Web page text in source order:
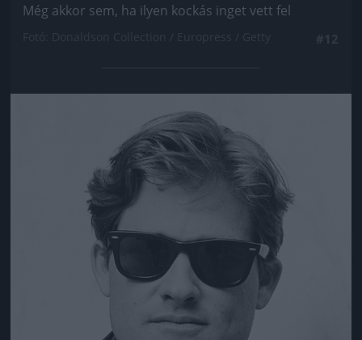
Még akkor sem, ha ilyen kockás inget vett fel
Jön még kép!